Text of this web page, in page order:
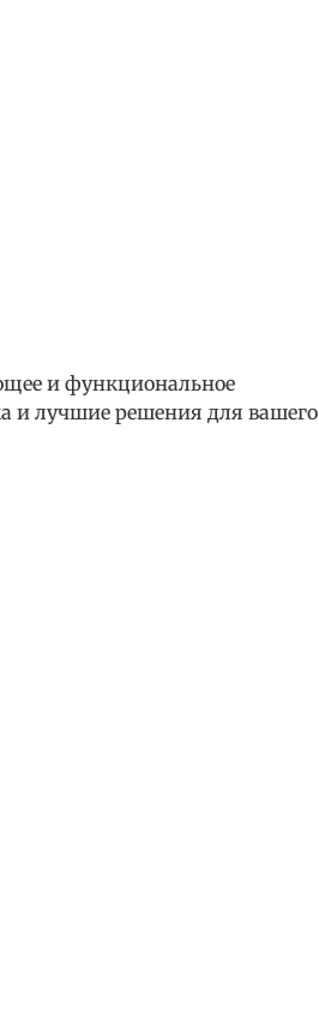
и функциональное
и лучшие решения для вашего